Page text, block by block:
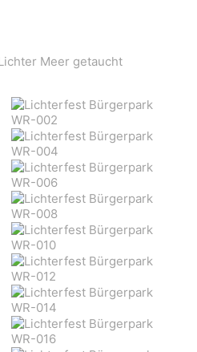
Meer getaucht